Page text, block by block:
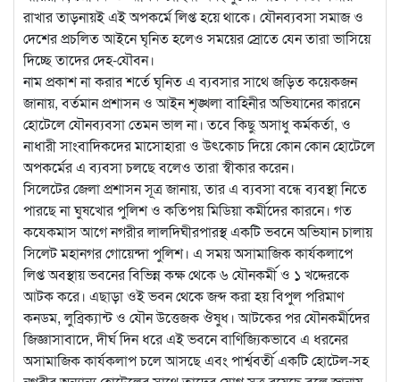
রাখার তাড়নায়ই এই অপকর্মে লিপ্ত হয়ে থাকে। যৌনব্যবসা সমাজ ও
দেশের প্রচলিত আইনে ঘৃনিত হলেও সময়ের স্রোতে যেন তারা ভাসিয়ে
দিচ্ছে তাদের দেহ-যৌবন।
নাম প্রকাশ না করার শর্তে ঘৃনিত এ ব্যবসার সাথে জড়িত কয়েকজন
জানায়, বর্তমান প্রশাসন ও আইন শৃঙ্খলা বাহিনীর অভিযানের কারনে
হোটেলে যৌনব্যবসা তেমন ভাল না। তবে কিছু অসাধু কর্মকর্তা, ও
নাধারী সাংবাদিকদের মাসোহারা ও উৎকোচ দিয়ে কোন কোন হোটেলে
অপকর্মের এ ব্যবসা চলছে বলেও তারা স্বীকার করেন।
সিলেটের জেলা প্রশাসন সূত্র জানায়, তার এ ব্যবসা বন্ধে ব্যবস্থা নিতে
পারছে না ঘুষখোর পুলিশ ও কতিপয় মিডিয়া কর্মীদের কারনে। গত
কযেকমাস আগে নগরীর লালদিঘীরপারস্থ একটি ভবনে অভিযান চালায়
সিলেট মহানগর গোয়েন্দা পুলিশ। এ সময় অসামাজিক কার্যকলাপে
লিপ্ত অবস্থায় ভবনের বিভিন্ন কক্ষ থেকে ৬ যৌনকর্মী ও ১ খদ্দেরকে
আটক করে। এছাড়া ওই ভবন থেকে জব্দ করা হয় বিপুল পরিমাণ
কনডম, লুব্রিক্যান্ট ও যৌন উত্তেজক ঔষুধ। আটকের পর যৌনকর্মীদের
জিজ্ঞাসাবাদে, দীর্ঘ দিন ধরে এই ভবনে বাণিজ্যিকভাবে এ ধরনের
অসামাজিক কার্যকলাপ চলে আসছে এবং পার্শ্ববর্তী একটি হোটেল-সহ